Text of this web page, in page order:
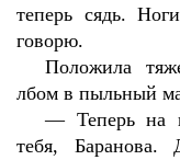
теперь сядь.
говорю.
Положила
лбом в пыльный
— Теперь на
тебя,